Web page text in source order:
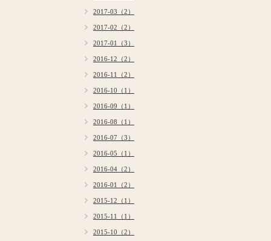
2017-03（2）
2017-02（2）
2017-01（3）
2016-12（2）
2016-11（2）
2016-10（1）
2016-09（1）
2016-08（1）
2016-07（3）
2016-05（1）
2016-04（2）
2016-01（2）
2015-12（1）
2015-11（1）
2015-10（2）